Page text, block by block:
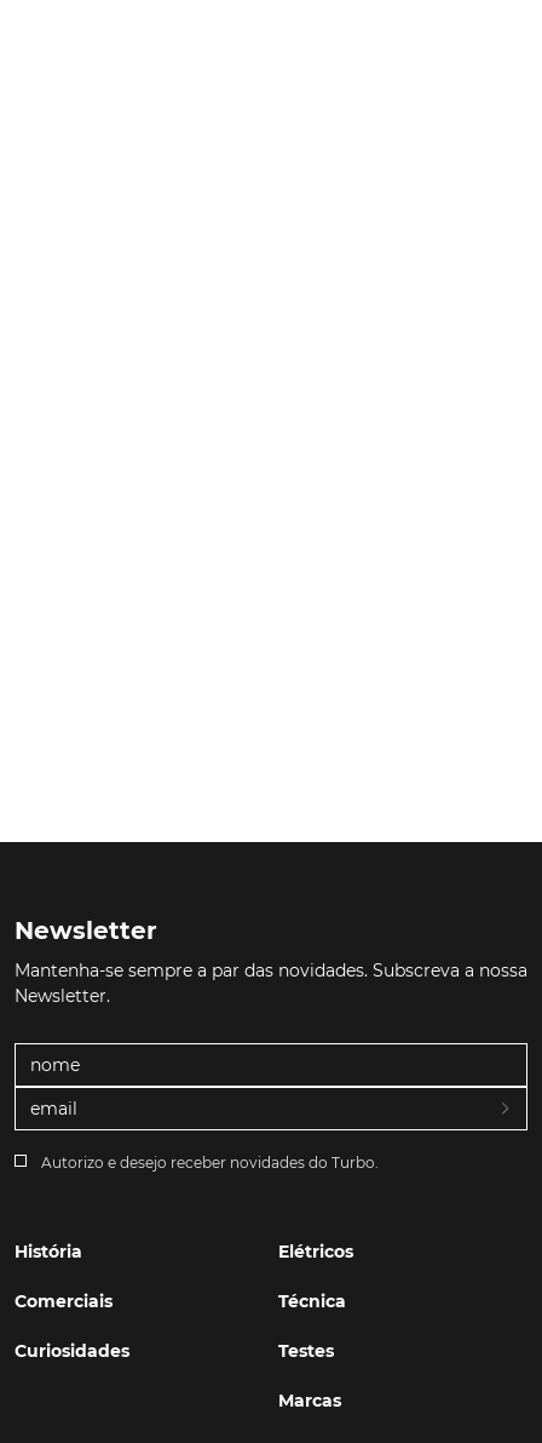
Newsletter
Mantenha-se sempre a par das novidades. Subscreva a nossa
Newsletter.
Autorizo e desejo receber novidades do Turbo.
História
Comerciais
Curiosidades
Elétricos
Técnica
Testes
Marcas